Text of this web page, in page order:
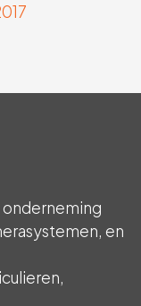
onderneming
en